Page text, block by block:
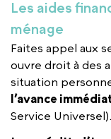
Les aides
ménage
Faites appel aux
ouvre droit à des
situation
l’avance
Service Universel).